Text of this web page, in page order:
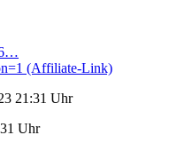
(Affiliate-Link)
21:31 Uhr
Uhr